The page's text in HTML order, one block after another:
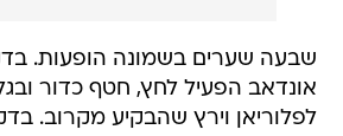
אונדאב הפעיל לחץ, חטף כדור